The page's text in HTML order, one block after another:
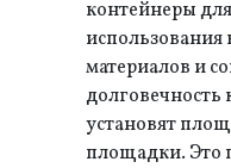
контейнеры
использования
материалов и
долговечность
установят
площадки. Это